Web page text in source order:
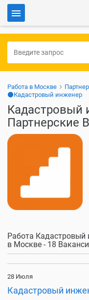
Для работодателей
Работа в Москве
⚫Кадастровый инженер
Кадастровый
Партнерские
Работа Кадастровый
в Москве - 18
28 Июля
Кадастровый